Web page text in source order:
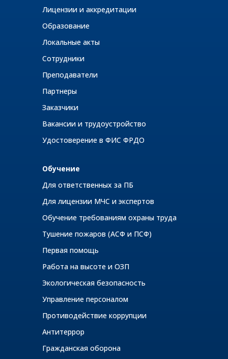
Экологическая безопасность
Антитеррор
Противодействие коррупции
Гражданская оборона
Управление персоналом
Обучение
Для ответственных за ПБ
Тушение пожаров (АСФ и ПСФ)
Первая помощь
Работа на высоте и ОЗП
Для лицензии МЧС и экспертов
Обучение требованиям охраны труда
Преподаватели
Партнеры
Заказчики
Вакансии и трудоустройство
Удостоверение в ФИС ФРДО
Лицензии и аккредитации
Образование
Локальные акты
Сотрудники